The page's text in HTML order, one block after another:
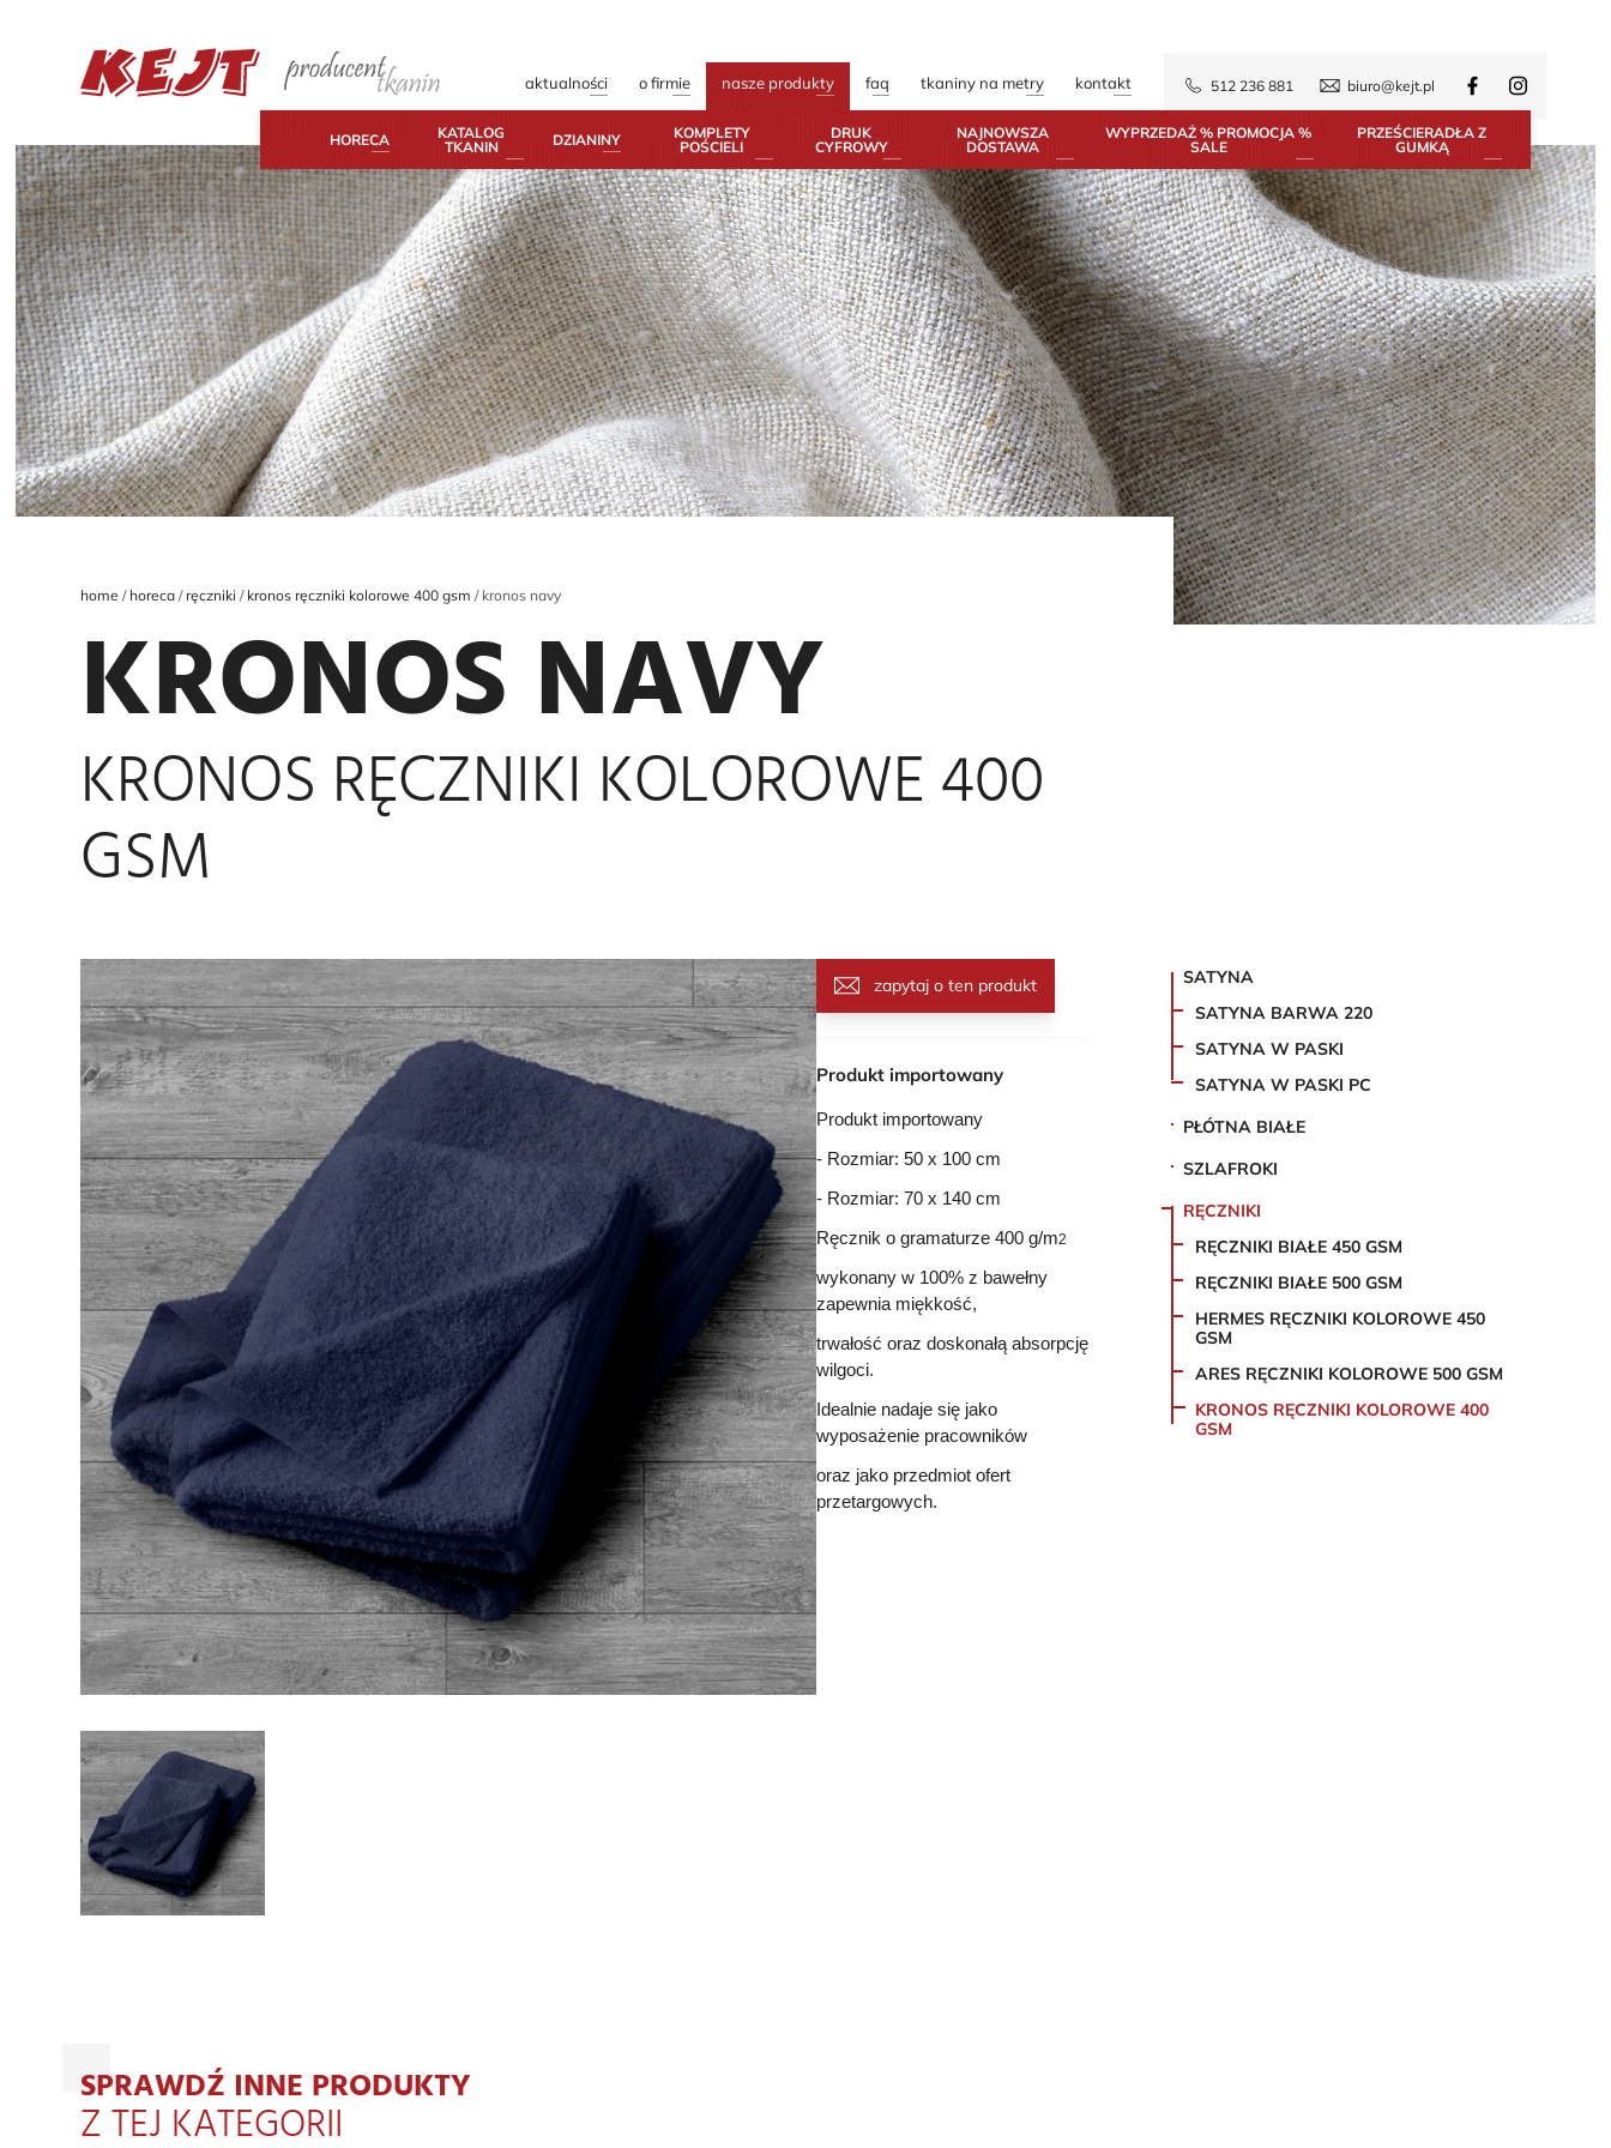
aktualności o firmie nasze produkty faq tkaniny na metry kontakt 512 236 881 biuro@kejt.pl
HORECA
KATALOG
TKANIN
DZIANINY
KOMPLETY
POŚCIELI
DRUK
CYFROWY
NAJNOWSZA
DOSTAWA
WYPRZEDAŻ % PROMOCJA %
SALE
PRZEŚCIERADŁA Z
GUMKĄ
home horeca ręczniki kronos ręczniki kolorowe 400 gsm kronos navy
KRONOS NAVY
KRONOS RĘCZNIKI KOLOROWE 400
GSM
zapytaj o ten produkt
Produkt importowany
Produkt importowany
- Rozmiar: 50 x 100 cm
- Rozmiar: 70 x 140 cm
Ręcznik o gramaturze 400 g/m2
wykonany w 100% z bawełny
zapewnia miękkość,
trwałość oraz doskonałą absorpcję
wilgoci.
Idealnie nadaje się jako
wyposażenie pracowników
oraz jako przedmiot ofert
przetargowych.
SPRAWDŹ INNE PRODUKTY
Z TEJ KATEGORII
SATYNA
SATYNA BARWA 220
SATYNA W PASKI
SATYNA W PASKI PC
PŁÓTNA BIAŁE
SZLAFROKI
RĘCZNIKI
RĘCZNIKI BIAŁE 450 GSM
RĘCZNIKI BIAŁE 500 GSM
HERMES RĘCZNIKI KOLOROWE 450
GSM
ARES RĘCZNIKI KOLOROWE 500 GSM
KRONOS RĘCZNIKI KOLOROWE 400
GSM